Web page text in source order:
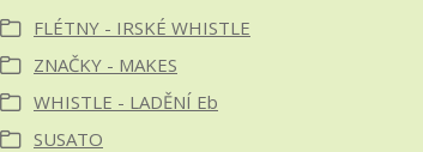
FLÉTNY - IRSKÉ WHISTLE
ZNAČKY - MAKES
WHISTLE - LADĚNÍ Eb
SUSATO